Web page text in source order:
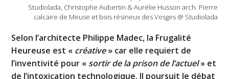
Studiolada, Christophe Aubertin & Aurélie Husson arch. Pierre
calcaire de Meuse et bois résineux des Vosges @ Studiolada
Selon l’architecte Philippe Madec, la Frugalité
Heureuse est « créative» car elle requiert de
l’inventivité pour « sortir de la prison de l’actuel» et
de l’intoxication technologique. Il poursuit le débat